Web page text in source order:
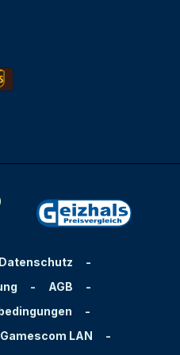
Datenschutz
-
- AGB
-
-
LAN
-